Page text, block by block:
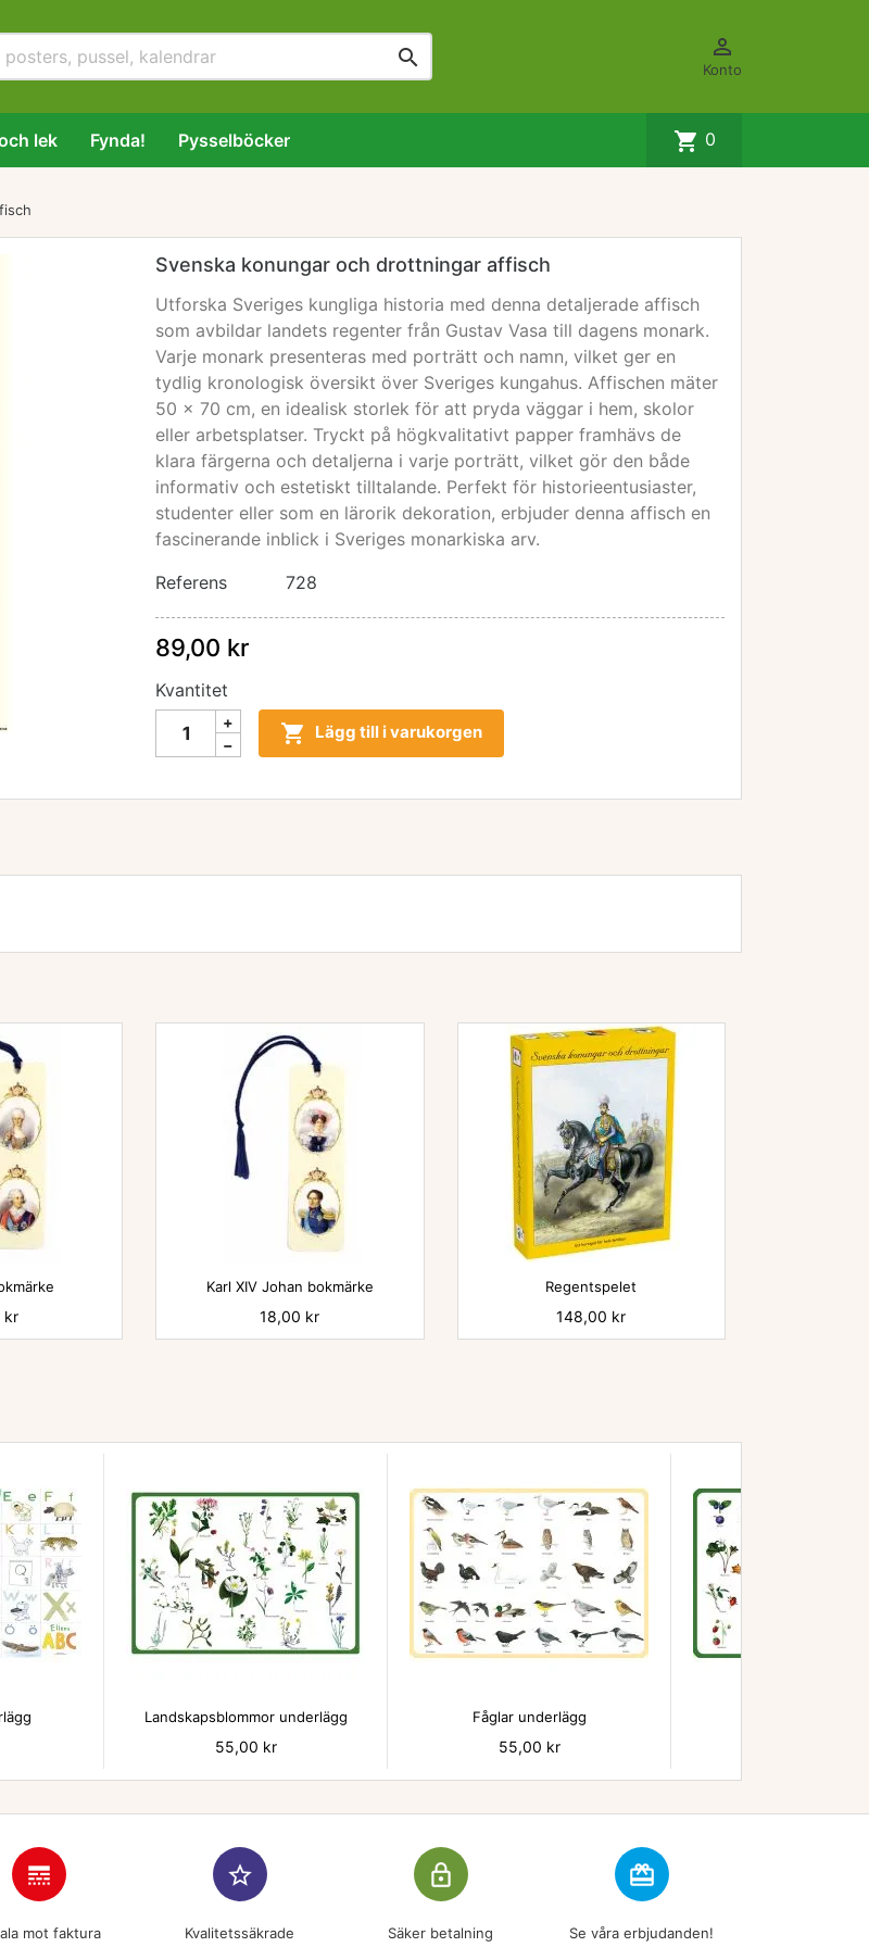
 
Konto
lek Fynda! Pysselböcker shopping_cart 0
Svenska konungar och drottningar affisch
Utforska Sveriges kungliga historia med denna detaljerade affisch
som avbildar landets regenter från Gustav Vasa till dagens monark.
Varje monark presenteras med porträtt och namn, vilket ger en
tydlig kronologisk översikt över Sveriges kungahus. Affischen mäter
50 x 70 cm, en idealisk storlek för att pryda väggar i hem, skolor
eller arbetsplatser. Tryckt på högkvalitativt papper framhävs de
klara färgerna och detaljerna i varje porträtt, vilket gör den både
informativ och estetiskt tilltalande. Perfekt för historieentusiaster,
studenter eller som en lärorik dekoration, erbjuder denna affisch en
fascinerande inblick i Sveriges monarkiska arv.
Referens
728
89,00 kr
Kvantitet
 Lägg till i varukorgen
kr

Karl XIV Johan bokmärke
Pris
18,00 kr

Regentspelet
Pris
148,00 kr
Landskapsblommor underlägg
Pris
55,00 kr

Fåglar underlägg
Pris
55,00 kr
line_style
mot faktura
star_border
Kvalitetssäkrade
lock_outline
Säker betalning
redeem
Se våra erbjudanden!